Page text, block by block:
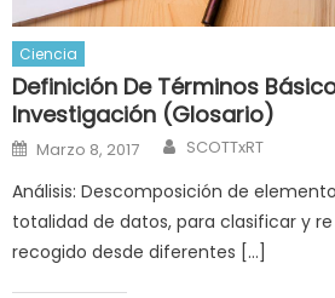
Ciencia
Definición De Términos
Investigación (Glosario)
Posted
on
Marzo 8, 2017 Author
SCOTTxRT
Análisis: Descomposición de
totalidad de datos, para clasificar y
recogido desde diferentes […]